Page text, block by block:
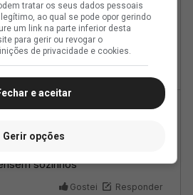
tratar os seus dados pessoais
ao qual se pode opor gerindo
um link na parte inferior desta
para gerir ou revogar o
de privacidade e cookies.
e aceitar
Gerir opções